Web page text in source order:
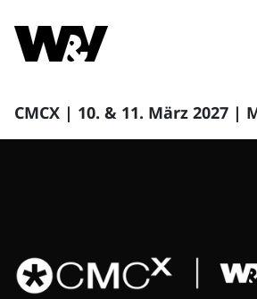
CMCX | 10. & 11. März 2027 |